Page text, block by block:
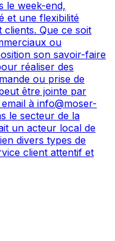
le week-end,
et une flexibilité
Que ce soit
ou
son savoir-faire
réaliser des
ou prise de
être jointe par
à info@moser-
le secteur de la
un acteur local de
divers types de
client attentif et